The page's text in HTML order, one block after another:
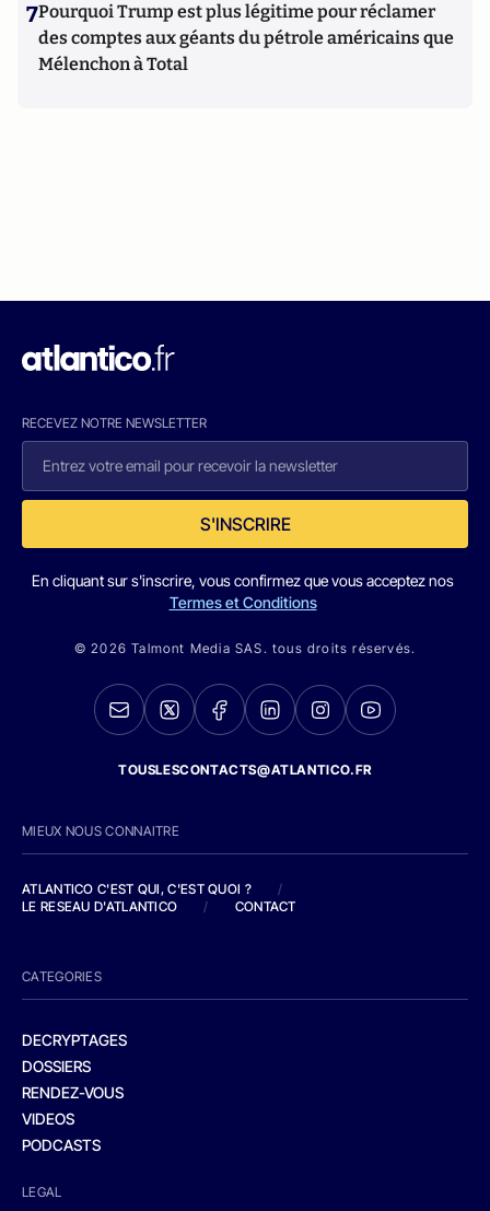
7Pourquoi Trump est plus légitime pour réclamer
des comptes aux géants du pétrole américains que
Mélenchon à Total
RECEVEZ NOTRE NEWSLETTER
S'INSCRIRE
En cliquant sur s'inscrire, vous confirmez que vous acceptez nos
Termes et Conditions
© 2026 Talmont Media SAS. tous droits réservés.
TOUSLESCONTACTS@ATLANTICO.FR
MIEUX NOUS CONNAITRE
ATLANTICO C'EST QUI, C'EST QUOI ?
/
LE RESEAU D'ATLANTICO
/ CONTACT
CATEGORIES
DECRYPTAGES
DOSSIERS
RENDEZ-VOUS
VIDEOS
PODCASTS
LEGAL